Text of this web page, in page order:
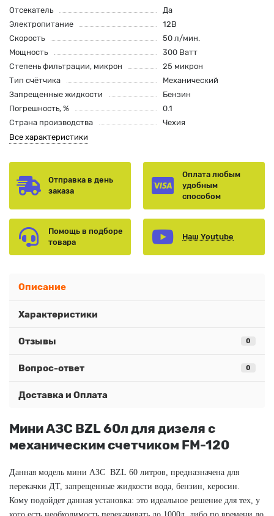
Отсекатель
Да
Электропитание
12В
Скорость
50 л/мин.
Мощность
300 Ватт
Степень фильтрации, микрон
25 микрон
Тип счётчика
Механический
Запрещенные жидкости
Бензин
Погрешность, %
0.1
Страна производства
Чехия
Все характеристики
Отправка в день
заказа
Оплата любым
удобным
способом
Помощь в подборе
товара
Наш Youtube
Описание
Характеристики
Отзывы 0
Вопрос-ответ 0
Доставка и Оплата
Мини АЗС BZL 60л для дизеля с
механическим счетчиком FM-120
Данная модель мини АЗС BZL 60 литров, предназначена для
перекачки ДТ, запрещенные жидкости вода, бензин, керосин.
Кому подойдет данная установка: это идеальное решение для тех, у